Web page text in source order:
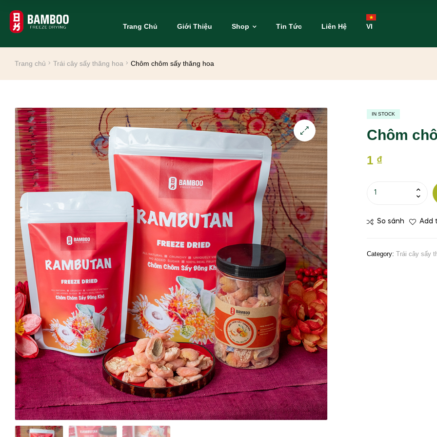
Trang Chủ Giới Thiệu Shop Tin Tức Liên Hệ VI
Trang chủ Trái cây sấy thăng hoa Chôm chôm sấy thăng hoa
IN STOCK
Chôm
1 ₫
So sánh Add
Category: Trái cây sấy